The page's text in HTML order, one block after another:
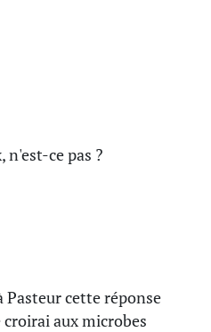
n'est-ce pas ?
Pasteur cette réponse
croirai aux microbes